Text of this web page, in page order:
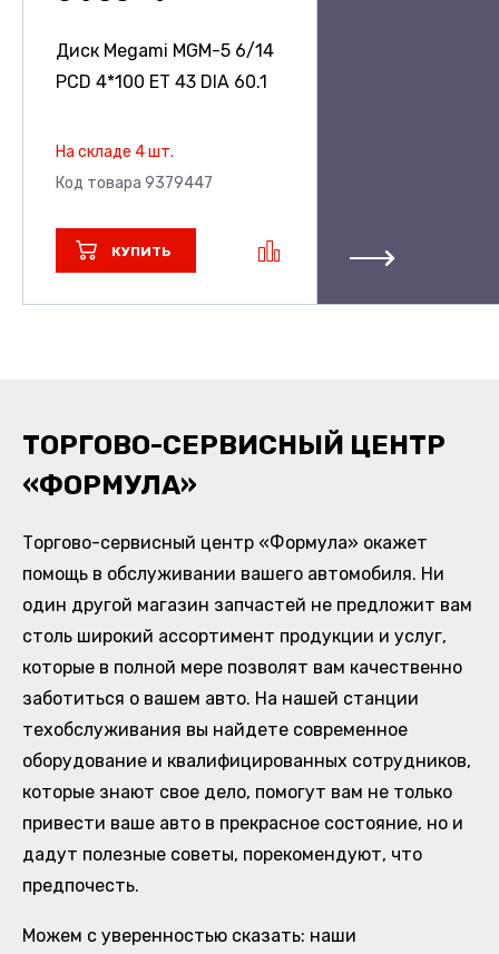
Диск Megami MGM-5 6/14
PCD 4*100 ET 43 DIA 60.1
На складе 4 шт.
Код товара 9379447
КУПИТЬ
ТОРГОВО-СЕРВИСНЫЙ ЦЕНТР
«ФОРМУЛА»
Торгово-сервисный центр «Формула» окажет
помощь в обслуживании вашего автомобиля. Ни
один другой магазин запчастей не предложит вам
столь широкий ассортимент продукции и услуг,
которые в полной мере позволят вам качественно
заботиться о вашем авто. На нашей станции
техобслуживания вы найдете современное
оборудование и квалифицированных сотрудников,
которые знают свое дело, помогут вам не только
привести ваше авто в прекрасное состояние, но и
дадут полезные советы, порекомендуют, что
предпочесть.
Можем с уверенностью сказать: наши